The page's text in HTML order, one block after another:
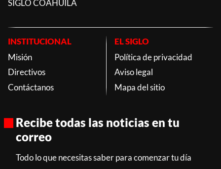
SIGLO COAHUILA
INSTITUCIONAL
Misión
Directivos
Contáctanos
EL SIGLO
Política de privacidad
Aviso legal
Mapa del sitio
Recibe todas las noticias en tu
correo
Todo lo que necesitas saber para comenzar tu día